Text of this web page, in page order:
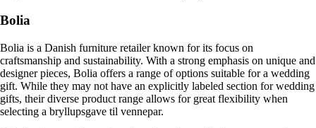
Bolia
Bolia is a Danish furniture retailer known for its focus on
craftsmanship and sustainability. With a strong emphasis on unique and
designer pieces, Bolia offers a range of options suitable for a wedding
gift. While they may not have an explicitly labeled section for wedding
gifts, their diverse product range allows for great flexibility when
selecting a bryllupsgave til vennepar.